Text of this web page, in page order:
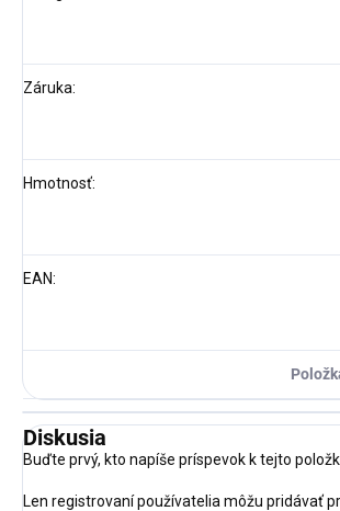
Záruka:
Hmotnosť:
EAN:
Diskusia
Buďte prvý, kto napíše príspevok k tejto
Len registrovaní používatelia môžu pridávať